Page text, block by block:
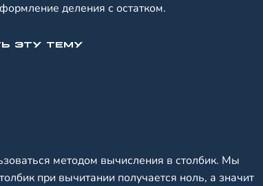
деления с остатком.
ЭТУ ТЕМУ
методом вычисления в столбик. Мы
при вычитании получается ноль, а значит